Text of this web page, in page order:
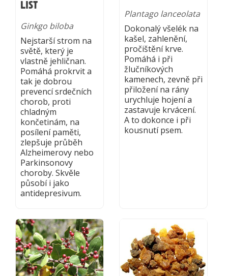
LIST
Ginkgo biloba
Nejstarší strom na
světě, který je
vlastně jehličnan.
Pomáhá prokrvit a
tak je dobrou
prevencí srdečních
chorob, proti
chladným
končetinám, na
posílení paměti,
zlepšuje průběh
Alzheimerovy nebo
Parkinsonovy
choroby. Skvěle
působí i jako
antidepresivum.
Plantago lanceolata
Dokonalý všelék na
kašel, zahlenění,
pročištění krve.
Pomáhá i při
žlučníkových
kamenech, zevně při
přiložení na rány
urychluje hojení a
zastavuje krvácení.
A to dokonce i při
kousnutí psem.